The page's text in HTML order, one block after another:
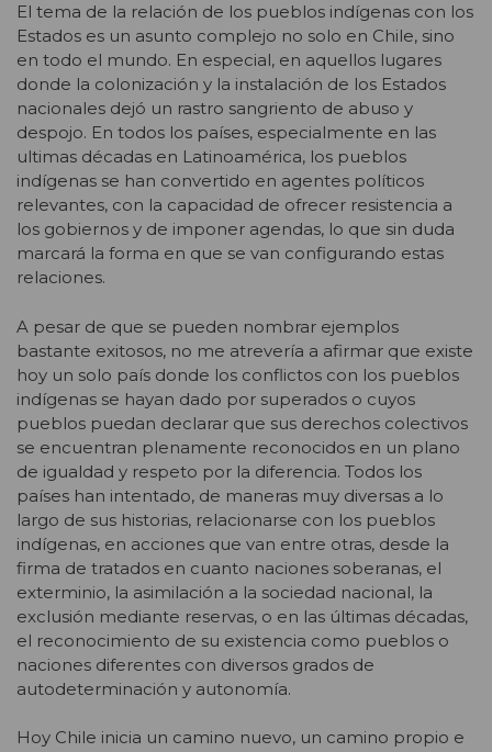
El tema de la relación de los pueblos indígenas con los
Estados es un asunto complejo no solo en Chile, sino
en todo el mundo. En especial, en aquellos lugares
donde la colonización y la instalación de los Estados
nacionales dejó un rastro sangriento de abuso y
despojo. En todos los países, especialmente en las
ultimas décadas en Latinoamérica, los pueblos
indígenas se han convertido en agentes políticos
relevantes, con la capacidad de ofrecer resistencia a
los gobiernos y de imponer agendas, lo que sin duda
marcará la forma en que se van configurando estas
relaciones.
A pesar de que se pueden nombrar ejemplos
bastante exitosos, no me atrevería a afirmar que existe
hoy un solo país donde los conflictos con los pueblos
indígenas se hayan dado por superados o cuyos
pueblos puedan declarar que sus derechos colectivos
se encuentran plenamente reconocidos en un plano
de igualdad y respeto por la diferencia. Todos los
países han intentado, de maneras muy diversas a lo
largo de sus historias, relacionarse con los pueblos
indígenas, en acciones que van entre otras, desde la
firma de tratados en cuanto naciones soberanas, el
exterminio, la asimilación a la sociedad nacional, la
exclusión mediante reservas, o en las últimas décadas,
el reconocimiento de su existencia como pueblos o
naciones diferentes con diversos grados de
autodeterminación y autonomía.
Hoy Chile inicia un camino nuevo, un camino propio e